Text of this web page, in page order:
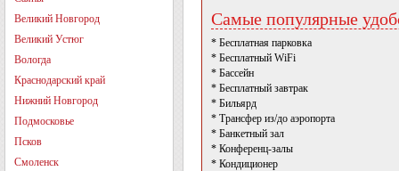
Великий Новгород
Великий Устюг
Вологда
Краснодарский край
Нижний Новгород
Подмосковье
Псков
Смоленск
Самые популярные
* Бесплатная парковка
* Бесплатный WiFi
* Бассейн
* Бесплатный завтрак
* Бильярд
* Трансфер из/до аэропорта
* Банкетный зал
* Конференц-залы
* Кондиционер